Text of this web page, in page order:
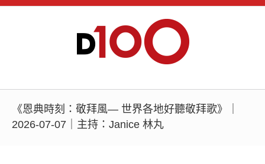
《恩典時刻：敬拜風— 世界各地好聽敬拜歌》｜
2026-07-07｜主持：Janice 林丸